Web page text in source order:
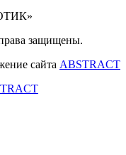
защищены.
сайта ABSTRACT